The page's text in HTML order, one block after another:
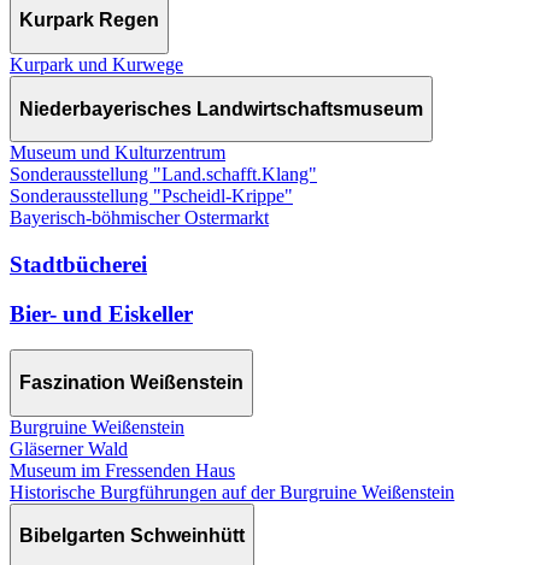
Kurpark Regen
Kurpark und Kurwege
Niederbayerisches Landwirtschaftsmuseum
Museum und Kulturzentrum
Sonderausstellung "Land.schafft.Klang"
Sonderausstellung "Pscheidl-Krippe"
Bayerisch-böhmischer Ostermarkt
Stadtbücherei
Bier- und Eiskeller
Faszination Weißenstein
Burgruine Weißenstein
Gläserner Wald
Museum im Fressenden Haus
Historische Burgführungen auf der Burgruine Weißenstein
Bibelgarten Schweinhütt